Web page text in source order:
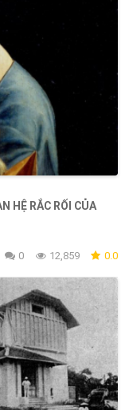
HỆ RẮC RỐI CỦA
0 12,859 0.0